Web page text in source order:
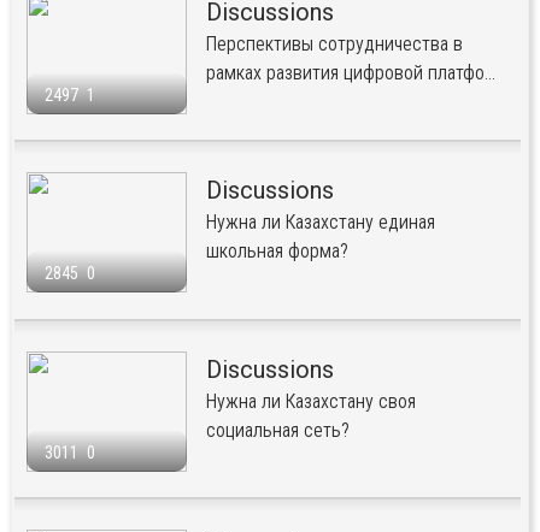
2497 1
Discussions
Перспективы сотрудничества в
рамках развития цифровой платфо...
2845 0
Discussions
Нужна ли Казахстану единая
школьная форма?
3011 0
Discussions
Нужна ли Казахстану своя
социальная сеть?